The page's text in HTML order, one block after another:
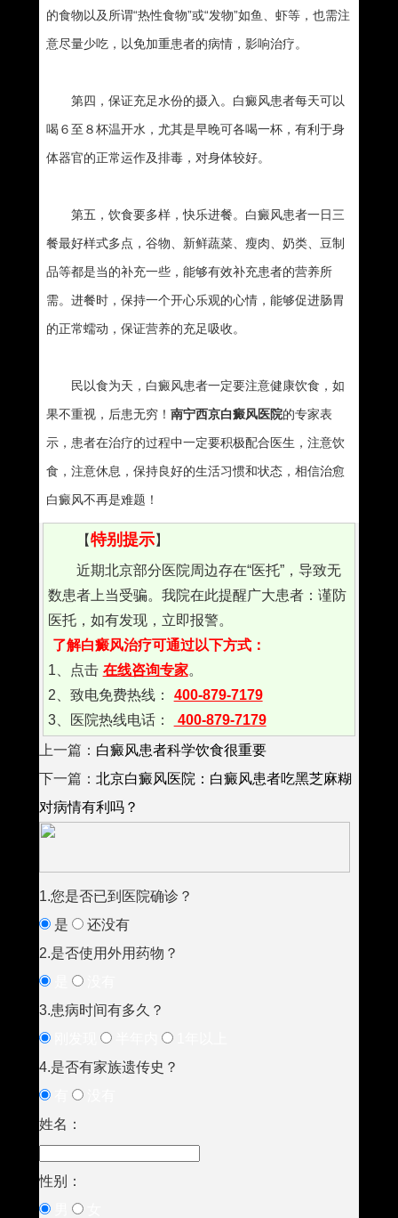
的食物以及所谓“热性食物”或“发物”如鱼、虾等，也需注
意尽量少吃，以免加重患者的病情，影响治疗。
第四，保证充足水份的摄入。白癜风患者每天可以
喝６至８杯温开水，尤其是早晚可各喝一杯，有利于身
体器官的正常运作及排毒，对身体较好。
第五，饮食要多样，快乐进餐。白癜风患者一日三
餐最好样式多点，谷物、新鲜蔬菜、瘦肉、奶类、豆制
品等都是当的补充一些，能够有效补充患者的营养所
需。进餐时，保持一个开心乐观的心情，能够促进肠胃
的正常蠕动，保证营养的充足吸收。
民以食为天，白癜风患者一定要注意健康饮食，如
果不重视，后患无穷！ 南宁西京白癜风医院的专家表
示，患者在治疗的过程中一定要积极配合医生，注意饮
食，注意休息，保持良好的生活习惯和状态，相信治愈
白癜风不再是难题！
【特别提示】
近期北京部分医院周边存在“医托”，导致无
数患者上当受骗。我院在此提醒广大患者：谨防
医托，如有发现，立即报警。
了解白癜风治疗可通过以下方式：
1、点击 在线咨询专家。
2、致电免费热线：
400-879-7179
3、医院热线电话：
400-879-7179
上一篇： 白癜风患者科学饮食很重要
下一篇： 北京白癜风医院：白癜风患者吃黑芝麻糊
对病情有利吗？
1.您是否已到医院确诊？
是
还没有
2.是否使用外用药物？
3.患病时间有多久？
4.是否有家族遗传史？
姓名：
性别：